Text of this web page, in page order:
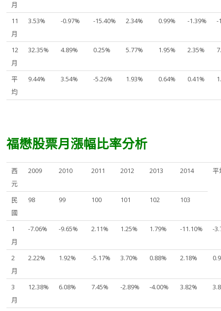
月
11
月
3.53% -0.97% -15.40% 2.34% 0.99% -1.39% -
12
月
32.35% 4.89% 0.25% 5.77% 1.95% 2.35%
平
均
9.44% 3.54% -5.26% 1.93% 0.64% 0.41%
福懋股票月漲幅比率分析
西
元
2009 2010 2011 2012 2013 2014 平
民
國
98 99 100 101 102 103
1
月
-7.06% -9.65% 2.11% 1.25% 1.79% -11.10% -
2
月
2.22% 1.92% -5.17% 3.70% 0.88% 2.18%
3
月
12.38% 6.08% 7.45% -2.89% -4.00% 3.82%